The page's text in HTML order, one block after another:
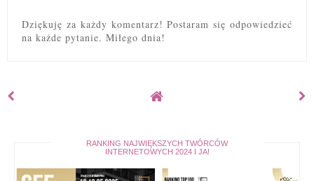
Dziękuję za każdy komentarz! Postaram się odpowiedzieć
na każde pytanie. Miłego dnia!
RANKING NAJWIĘKSZYCH TWÓRCÓW
INTERNETOWYCH 2024 I JA!